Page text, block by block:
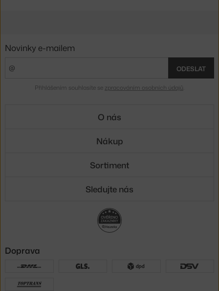
Novinky e-mailem
ODESLAT
Přihlášením souhlasíte se zpracováním osobních údajů
O nás
Nákup
Sortiment
Sledujte nás
Doprava